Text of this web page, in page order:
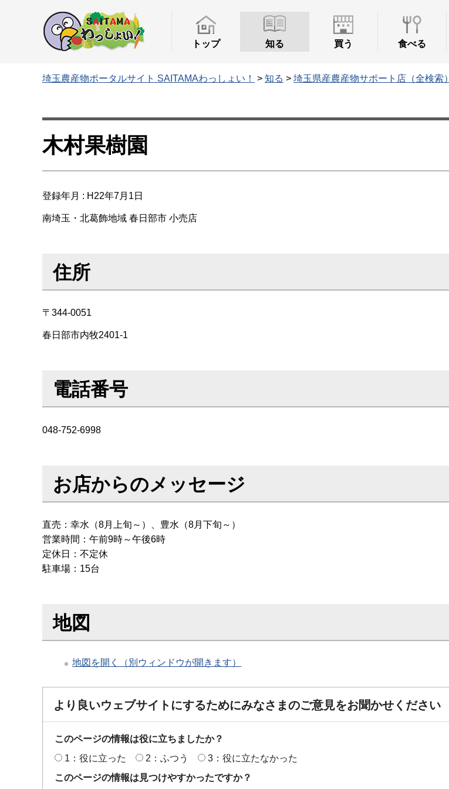
トップ 知る 買う 食べる
埼玉農産物ポータルサイト SAITAMAわっしょい！ > 知る > 埼玉県産農産物サポート店（全検索）
木村果樹園
登録年月 : H22年7月1日
南埼玉・北葛飾地域 春日部市 小売店
住所
〒344-0051
春日部市内牧2401-1
電話番号
048-752-6998
お店からのメッセージ
直売：幸水（8月上旬～）、豊水（8月下旬～）
営業時間：午前9時～午後6時
定休日：不定休
駐車場：15台
地図
地図を開く（別ウィンドウが開きます）
より良いウェブサイトにするためにみなさまのご意見をお聞かせください
このページの情報は役に立ちましたか？
1：役に立った
2：ふつう
3：役に立たなかった
このページの情報は見つけやすかったですか？